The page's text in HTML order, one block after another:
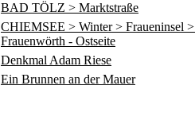
BAD TÖLZ > Marktstraße
CHIEMSEE > Winter > Fraueninsel
Frauenwörth - Ostseite
Denkmal Adam Riese
Ein Brunnen an der Mauer